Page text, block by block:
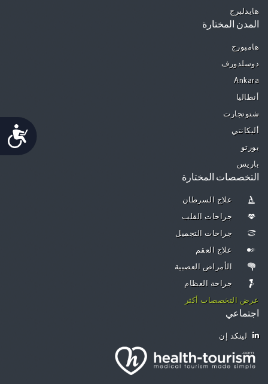
Accessibility
هايدلبرج
المدن المختارة
هامبورج
دوسلدورف
Ankara
أنطاليا
شتوتجارت
أليكانتي
بورتو
باريس
التخصصات المختارة
علاج السرطان
جراحات القلب
جراحات التجميل
علاج العقم
الأمراض العصبية
جراحة العظام
عرض التخصصات أكثر
اجتماعي
لينكد إن